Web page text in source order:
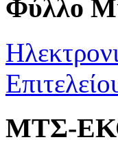
Φύλλο
ΜΤΣ-